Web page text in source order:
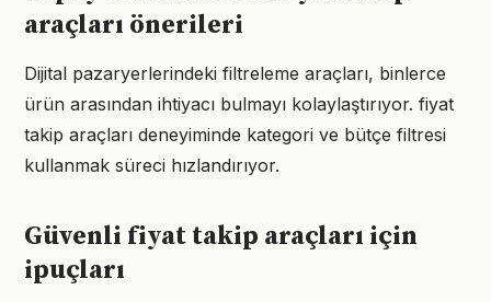
araçları önerileri
Dijital pazaryerlerindeki filtreleme araçları, binlerce
ürün arasından ihtiyacı bulmayı kolaylaştırıyor. fiyat
takip araçları deneyiminde kategori ve bütçe filtresi
kullanmak süreci hızlandırıyor.
Güvenli fiyat takip araçları için
ipuçları